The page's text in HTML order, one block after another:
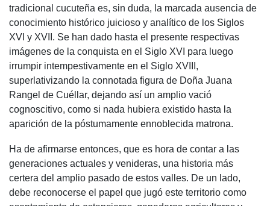
tradicional cucuteña es, sin duda, la marcada ausencia de
conocimiento histórico juicioso y analítico de los Siglos
XVI y XVII. Se han dado hasta el presente respectivas
imágenes de la conquista en el Siglo XVI para luego
irrumpir intempestivamente en el Siglo XVIII,
superlativizando la connotada figura de Doña Juana
Rangel de Cuéllar, dejando así un amplio vació
cognoscitivo, como si nada hubiera existido hasta la
aparición de la póstumamente ennoblecida matrona.
Ha de afirmarse entonces, que es hora de contar a las
generaciones actuales y venideras, una historia más
certera del amplio pasado de estos valles. De un lado,
debe reconocerse el papel que jugó este territorio como